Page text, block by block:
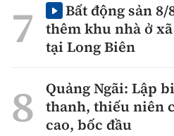
Bất động sản
thêm khu nhà ở
tại Long Biên
Quảng Ngãi: Lập
thanh, thiếu niên
cao, bốc đầu